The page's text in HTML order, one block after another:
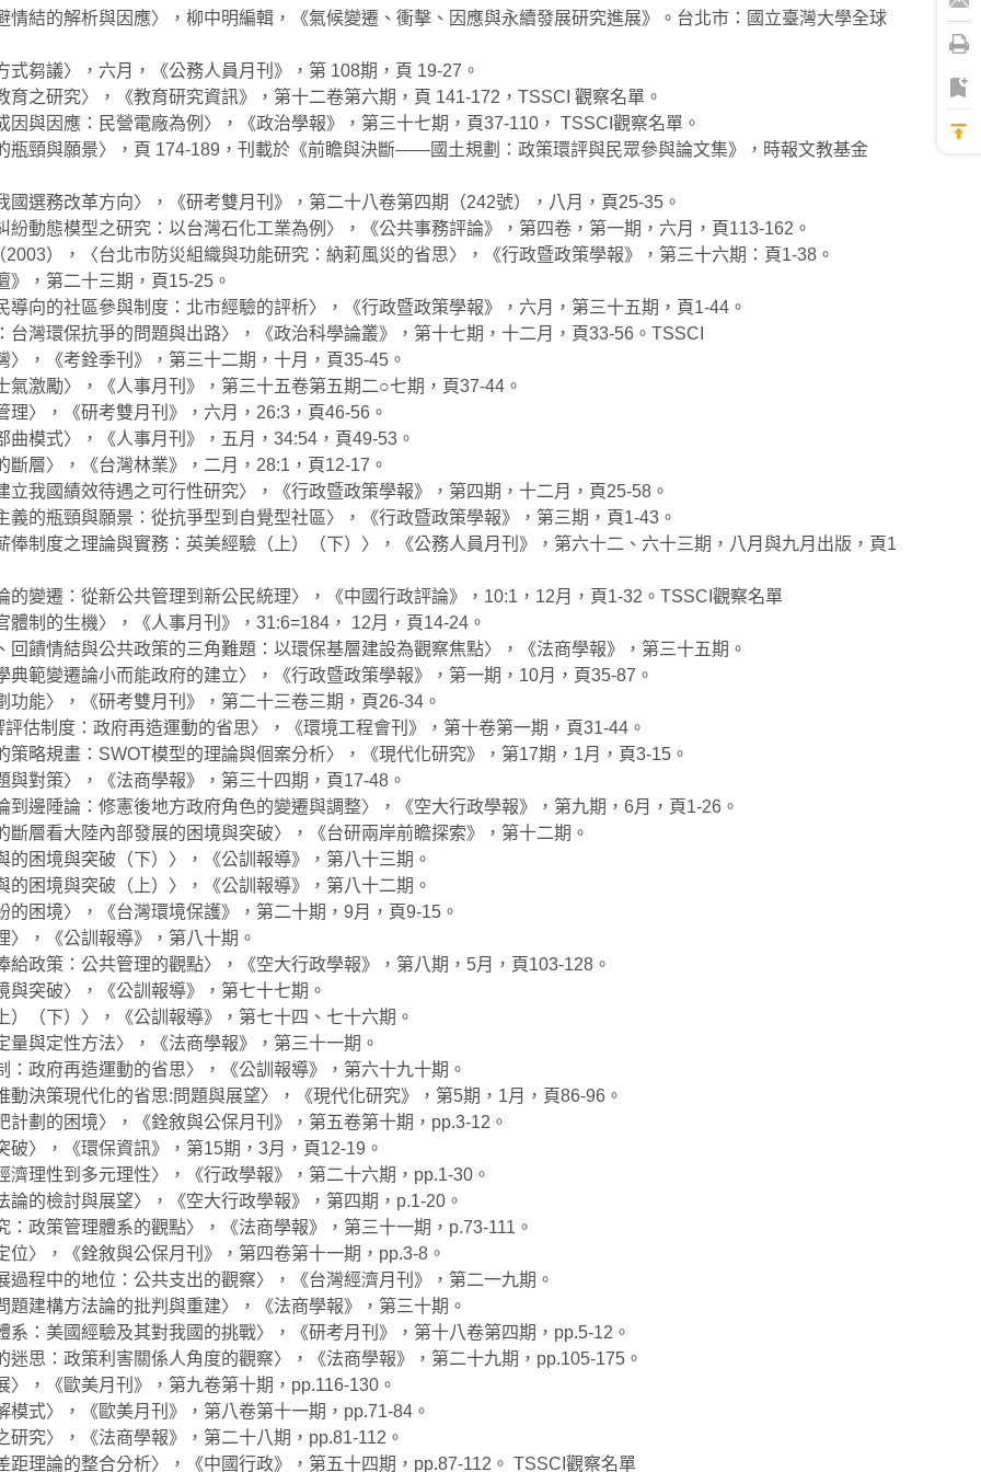
結的解析與因應〉，柳中明編輯，《氣候變遷、衝擊、因應與永續發展研究進展》。台北市：國立臺灣大學全球
芻議〉，六月，《公務人員月刊》，第 108期，頁 19-27。
之研究〉，《教育研究資訊》，第十二卷第六期，頁 141-172，TSSCI 觀察名單。
與因應：民營電廠為例〉，《政治學報》，第三十七期，頁37-110， TSSCI觀察名單。
瓶頸與願景〉，頁 174-189，刊載於《前瞻與決斷——國土規劃：政策環評與民眾參與論文集》，時報文教基金
選務改革方向〉，《研考雙月刊》，第二十八卷第四期（242號），八月，頁25-35。
動態模型之研究：以台灣石化工業為例〉，《公共事務評論》，第四卷，第一期，六月，頁113-162。
），〈台北市防災組織與功能研究：納莉風災的省思〉，《行政暨政策學報》，第三十六期：頁1-38。
，第二十三期，頁15-25。
向的社區參與制度：北市經驗的評析〉，《行政暨政策學報》，六月，第三十五期，頁1-44。
灣環保抗爭的問題與出路〉，《政治科學論叢》，第十七期，十二月，頁33-56。TSSCI
，《考銓季刊》，第三十二期，十月，頁35-45。
激勵〉，《人事月刊》，第三十五卷第五期二○七期，頁37-44。
〉，《研考雙月刊》，六月，26:3，頁46-56。
模式〉，《人事月刊》，五月，34:54，頁49-53。
層〉，《台灣林業》，二月，28:1，頁12-17。
我國績效待遇之可行性研究〉，《行政暨政策學報》，第四期，十二月，頁25-58。
的瓶頸與願景：從抗爭型到自覺型社區〉，《行政暨政策學報》，第三期，頁1-43。
制度之理論與實務：英美經驗（上）（下）〉，《公務人員月刊》，第六十二、六十三期，八月與九月出版，頁1
變遷：從新公共管理到新公民統理〉，《中國行政評論》，10:1，12月，頁1-32。TSSCI觀察名單
制的生機〉，《人事月刊》，31:6=184， 12月，頁14-24。
饋情結與公共政策的三角難題：以環保基層建設為觀察焦點〉，《法商學報》，第三十五期。
範變遷論小而能政府的建立〉，《行政暨政策學報》，第一期，10月，頁35-87。
能〉，《研考雙月刊》，第二十三卷三期，頁26-34。
估制度：政府再造運動的省思〉，《環境工程會刊》，第十卷第一期，頁31-44。
略規畫：SWOT模型的理論與個案分析〉，《現代化研究》，第17期，1月，頁3-15。
對策〉，《法商學報》，第三十四期，頁17-48。
邊陲論：修憲後地方政府角色的變遷與調整〉，《空大行政學報》，第九期，6月，頁1-26。
層看大陸內部發展的困境與突破〉，《台研兩岸前瞻探索》，第十二期。
困境與突破（下）〉，《公訓報導》，第八十三期。
困境與突破（上）〉，《公訓報導》，第八十二期。
困境〉，《台灣環境保護》，第二十期，9月，頁9-15。
，《公訓報導》，第八十期。
政策：公共管理的觀點〉，《空大行政學報》，第八期，5月，頁103-128。
突破〉，《公訓報導》，第七十七期。
（下）〉，《公訓報導》，第七十四、七十六期。
與定性方法〉，《法商學報》，第三十一期。
政府再造運動的省思〉，《公訓報導》，第六十九十期。
決策現代化的省思:問題與展望〉，《現代化研究》，第5期，1月，頁86-96。
劃的困境〉，《銓敘與公保月刊》，第五卷第十期，pp.3-12。
〉，《環保資訊》，第15期，3月，頁12-19。
理性到多元理性〉，《行政學報》，第二十六期，pp.1-30。
的檢討與展望〉，《空大行政學報》，第四期，p.1-20。
政策管理體系的觀點〉，《法商學報》，第三十一期，p.73-111。
〉，《銓敘與公保月刊》，第四卷第十一期，pp.3-8。
程中的地位：公共支出的觀察〉，《台灣經濟月刊》，第二一九期。
建構方法論的批判與重建〉，《法商學報》，第三十期。
：美國經驗及其對我國的挑戰〉，《研考月刊》，第十八卷第四期，pp.5-12。
思：政策利害關係人角度的觀察〉，《法商學報》，第二十九期，pp.105-175。
，《歐美月刊》，第九卷第十期，pp.116-130。
式〉，《歐美月刊》，第八卷第十一期，pp.71-84。
究〉，《法商學報》，第二十八期，pp.81-112。
理論的整合分析〉，《中國行政》，第五十四期，pp.87-112。 TSSCI觀察名單